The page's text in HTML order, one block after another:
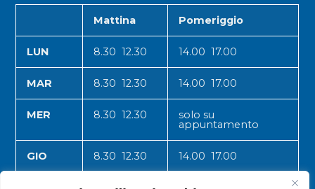
Mattina Pomeriggio
LUN 8.30 12.30 14.00 17.00
MAR 8.30 12.30 14.00 17.00
MER 8.30 12.30 solo su
appuntamento
GIO 8.30 12.30 14.00 17.00